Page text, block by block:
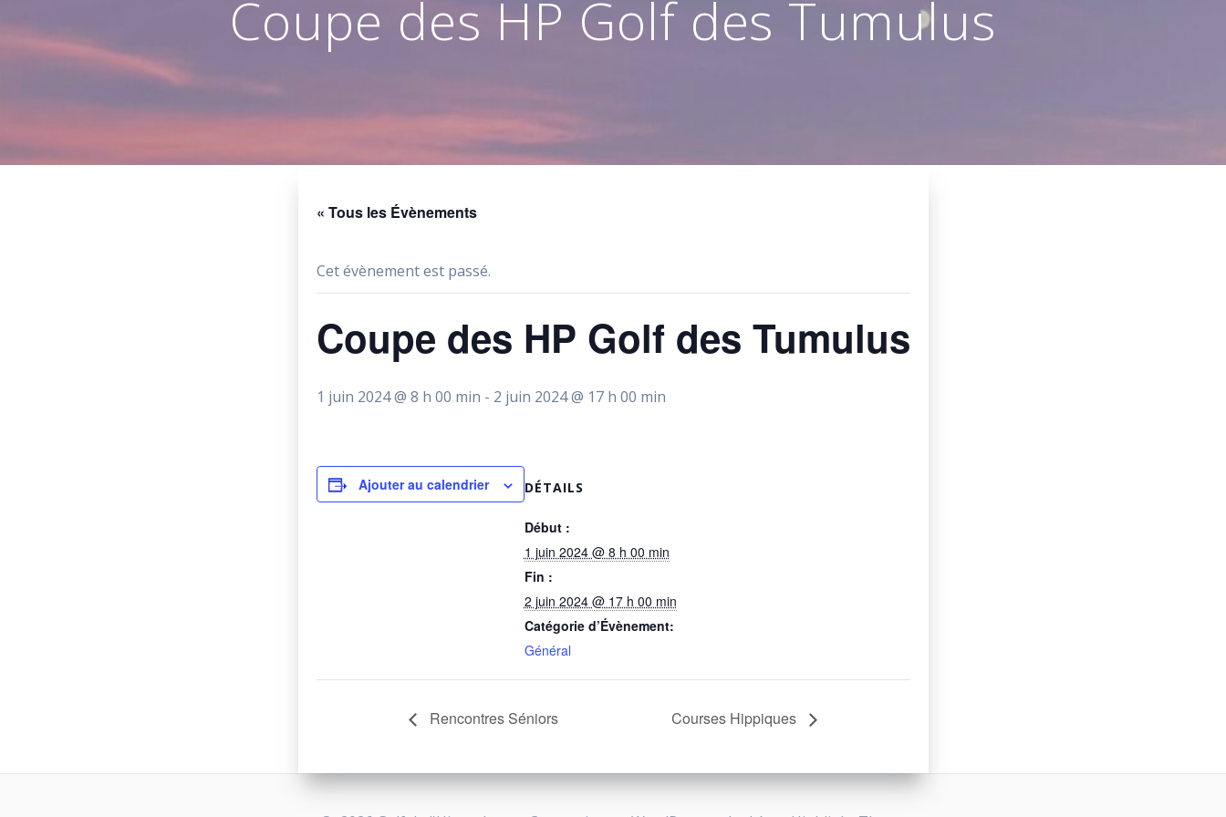
Coupe des HP Golf des Tumulus
« Tous les Évènements
Cet évènement est passé.
Coupe des HP Golf des Tumulus
1 juin 2024 @ 8 h 00 min - 2 juin 2024 @ 17 h 00 min
Ajouter au calendrier DÉTAILS
Début :
1 juin 2024 @ 8 h 00 min
Fin :
2 juin 2024 @ 17 h 00 min
Catégorie d’Évènement:
Général
Rencontres Séniors Courses Hippiques